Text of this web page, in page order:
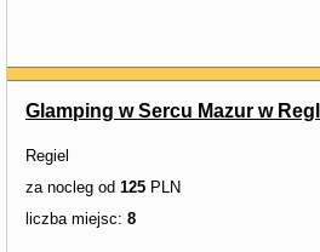
Glamping w Sercu Mazur w
Regiel
za nocleg od 125 PLN
liczba miejsc: 8